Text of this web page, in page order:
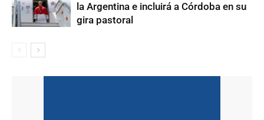
la Argentina e incluirá a Córdoba en su
gira pastoral